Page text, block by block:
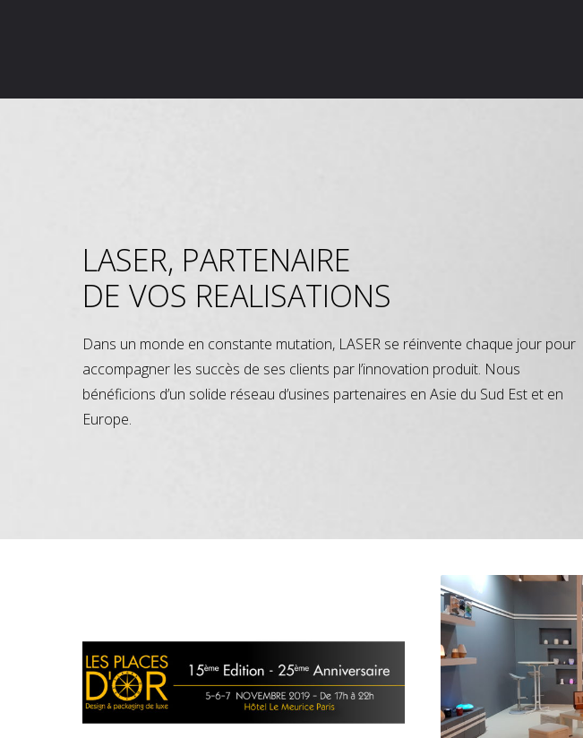
LASER, PARTENAIRE
DE VOS REALISATIONS
Dans un monde en constante mutation, LASER se réinvente chaque jour pour
accompagner les succès de ses clients par l’innovation produit. Nous
bénéficions d’un solide réseau d’usines partenaires en Asie du Sud Est et en
Europe.